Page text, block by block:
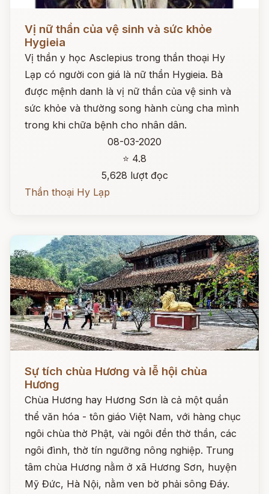
Vị nữ thần của vệ sinh và sức khỏe
Hygieia
Vị thần y học Asclepius trong thần thoại Hy
Lạp có người con giá là nữ thần Hygieia. Bà
được mệnh danh là vị nữ thần của vệ sinh và
sức khỏe và thường song hành cùng cha mình
trong khi chữa bệnh cho nhân dân.
08-03-2020
⭐ 4.8
5,628 lượt đọc
Thần thoại Hy Lạp
Sự tích chùa Hương và lễ hội chùa
Hương
Chùa Hương hay Hương Sơn là cả một quần
thể văn hóa - tôn giáo Việt Nam, với hàng chục
ngôi chùa thờ Phật, vài ngôi đền thờ thần, các
ngôi đình, thờ tín ngưỡng nông nghiệp. Trung
tâm chùa Hương nằm ở xã Hương Sơn, huyện
Mỹ Đức, Hà Nội, nằm ven bờ phải sông Đáy.